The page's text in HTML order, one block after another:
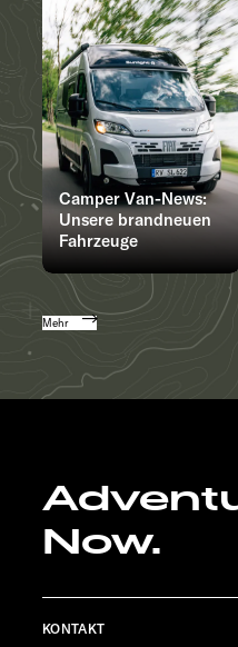
Camper Van-News:
Unsere brandneuen
Fahrzeuge
Mehr
Now.
KONTAKT